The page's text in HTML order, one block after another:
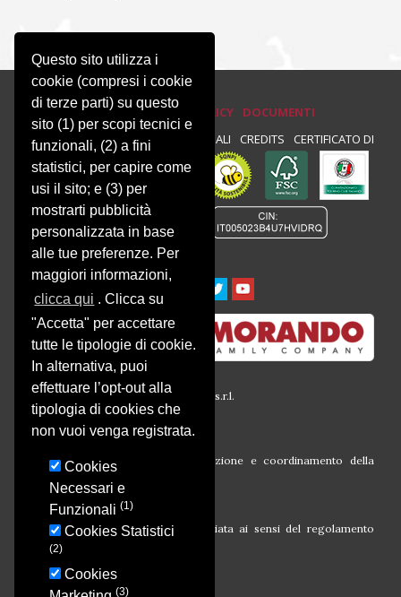
Questo sito utilizza i
cookie (compresi i cookie
di terze parti) su questo
sito (1) per scopi tecnici e
funzionali, (2) a fini
statistici, per capire come
usi il sito; e (3) per
mostrarti pubblicità
personalizzata in base
alle tue preferenze. Per
maggiori informazioni,
clicca qui . Clicca su
"Accetta" per accettare
tutte le tipologie di cookie.
In alternativa, puoi
effettuare l’opt-out alla
tipologia di cookies che
non vuoi venga registrata.
Cookies
Necessari e
Funzionali (1)
Cookies Statistici
(2)
Cookies
(3)
PRIVACY E COOKIE POLICY
DOCUMENTI
PRIVACY NEWSLETTER NOTE LEGALI CREDITS CERTIFICATO DI
CONFORMITÀ :
© 2016 Società Agricola Montalbera s.r.l.
P.iva 00633260054
Via Montalbera, 1
Società soggetta all’attività di direzione e coordinamento della
Campagna finanziata ai sensi del regolamento